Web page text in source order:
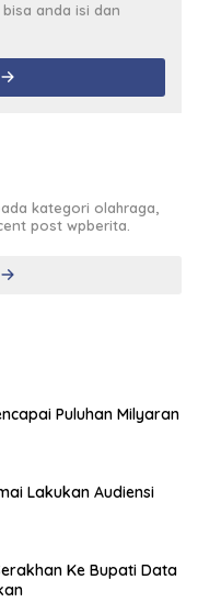
anda isi dan
kategori olahraga,
post wpberita.
Puluhan Milyaran
Lakukan Audiensi
Ke Bupati Data